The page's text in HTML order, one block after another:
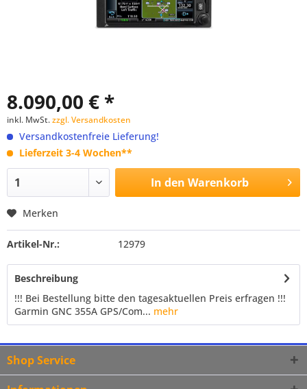
8.090,00 € *
inkl. MwSt.zzgl. Versandkosten
Versandkostenfreie Lieferung!
Lieferzeit 3-4 Wochen**
In den Warenkorb
Merken
Artikel-Nr.: 12979
Beschreibung
!!! Bei Bestellung bitte den tagesaktuellen Preis erfragen !!!
Garmin GNC 355A GPS/Com... mehr
Shop Service